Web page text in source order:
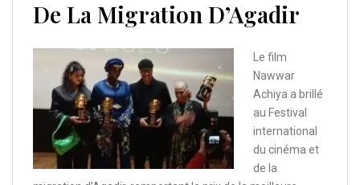
De La Migration D’Agadir
Le film
Nawwar
Achiya a brillé
au Festival
international
du cinéma et
de la